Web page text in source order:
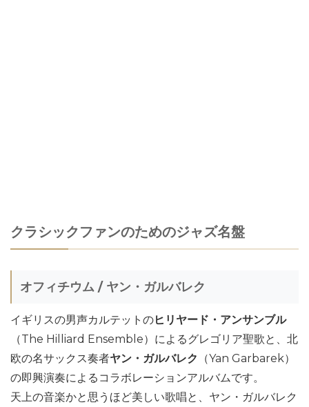
クラシックファンのためのジャズ名盤
オフィチウム / ヤン・ガルバレク
イギリスの男声カルテットのヒリヤード・アンサンブル
（The Hilliard Ensemble）によるグレゴリア聖歌と、北
欧の名サックス奏者ヤン・ガルバレク
（Yan Garbarek）
の即興演奏によるコラボレーションアルバムです。
天上の音楽かと思うほど美しい歌唱と、ヤン・ガルバレク